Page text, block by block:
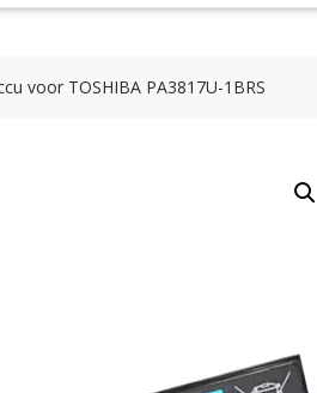
voor TOSHIBA PA3817U-1BRS